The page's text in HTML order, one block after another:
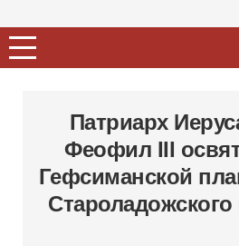
Патриарх
Феофил III
Гефсиманской